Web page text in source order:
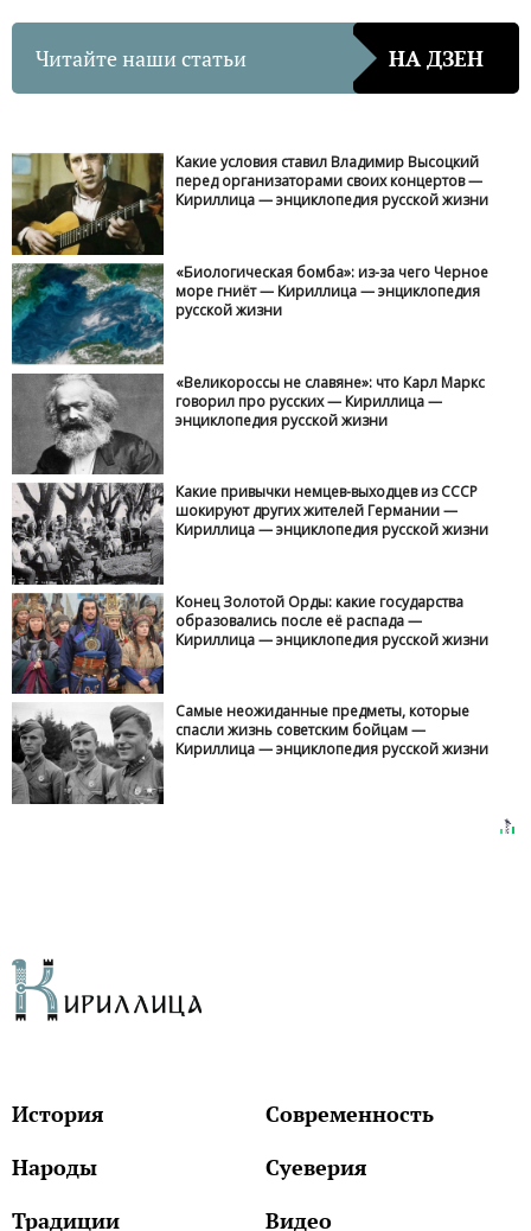
Читайте наши статьи НА ДЗЕН
Какие условия ставил Владимир Высоцкий
перед организаторами своих концертов —
Кириллица — энциклопедия русской жизни
«Биологическая бомба»: из-за чего Черное
море гниёт — Кириллица — энциклопедия
русской жизни
«Великороссы не славяне»: что Карл Маркс
говорил про русских — Кириллица —
энциклопедия русской жизни
Какие привычки немцев-выходцев из СССР
шокируют других жителей Германии —
Кириллица — энциклопедия русской жизни
Конец Золотой Орды: какие государства
образовались после её распада —
Кириллица — энциклопедия русской жизни
Самые неожиданные предметы, которые
спасли жизнь советским бойцам —
Кириллица — энциклопедия русской жизни
История
Современность
Народы
Суеверия
Традиции
Видео